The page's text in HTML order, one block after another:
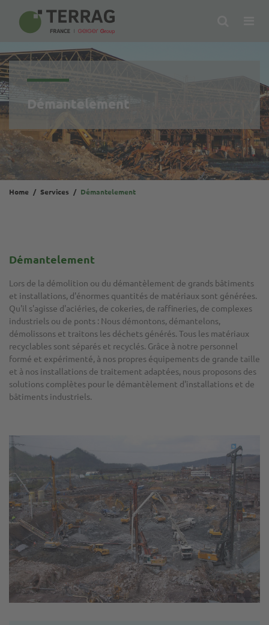
Démantelement
Home Services Démantelement
Démantelement
Lors de la démolition ou du démantèlement de grands bâtiments
et installations, d'énormes quantités de matériaux sont générées.
Qu'il s'agisse d'aciéries, de cokeries, de raffineries, de complexes
industriels ou de ponts : Nous démontons, démantelons,
démolissons et traitons les déchets générés. Tous les matériaux
recyclables sont séparés et recyclés. Grâce à notre personnel
formé et expérimenté, à nos propres équipements de grande taille
et à nos installations de traitement adaptées, nous proposons des
solutions complètes pour le démantèlement d'installations et de
bâtiments industriels.